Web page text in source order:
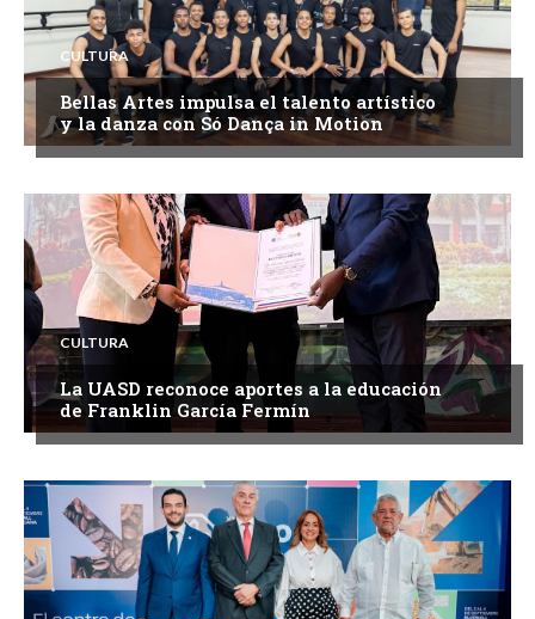
CULTURA
Bellas Artes impulsa el talento artístico
y la danza con Só Dança in Motion
CULTURA
La UASD reconoce aportes a la educación
de Franklin García Fermín